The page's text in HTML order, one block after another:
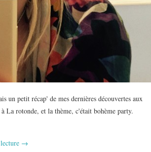
petit récap' de mes dernières découvertes aux
La rotonde, et la thème, c'était bohème party.
→